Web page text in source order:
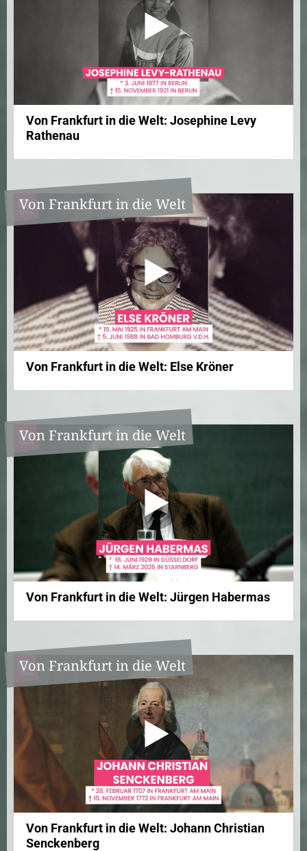
Von Frankfurt in die Welt: Josephine Levy
Rathenau
Von Frankfurt in die Welt
Von Frankfurt in die Welt: Else Kröner
Von Frankfurt in die Welt
Von Frankfurt in die Welt: Jürgen Habermas
Von Frankfurt in die Welt
Von Frankfurt in die Welt: Johann Christian
Senckenberg